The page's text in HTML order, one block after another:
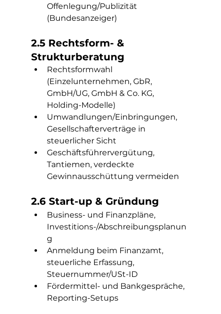
Offenlegung/Publizität
(Bundesanzeiger)
2.5 Rechtsform- &
Strukturberatung
Rechtsformwahl
(Einzelunternehmen, GbR,
GmbH/UG, GmbH & Co. KG,
Holding-Modelle)
Umwandlungen/Einbringungen,
Gesellschafterverträge in
steuerlicher Sicht
Geschäftsführervergütung,
Tantiemen, verdeckte
Gewinnausschüttung vermeiden
2.6 Start-up & Gründung
Business- und Finanzpläne,
Investitions-/Abschreibungsplanun
g
Anmeldung beim Finanzamt,
steuerliche Erfassung,
Steuernummer/USt-ID
Fördermittel- und Bankgespräche,
Reporting-Setups